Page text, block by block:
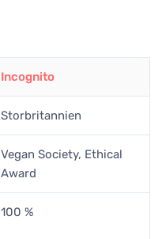
Incognito
Storbritannien
Vegan Society, Ethical
Award
100 %